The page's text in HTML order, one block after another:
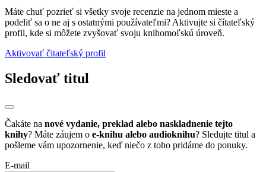
Máte chuť pozrieť si všetky svoje recenzie na jednom mieste a
podeliť sa o ne aj s ostatnými používateľmi? Aktivujte si čítateľský
profil, kde si môžete zvyšovať svoju knihomoľskú úroveň.
Aktivovať čitateľský profil
Sledovať titul
Čakáte na nové vydanie, preklad alebo naskladnenie tejto
knihy? Máte záujem o e-knihu alebo audioknihu? Sledujte titul a
pošleme vám upozornenie, keď niečo z toho pridáme do ponuky.
E-mail